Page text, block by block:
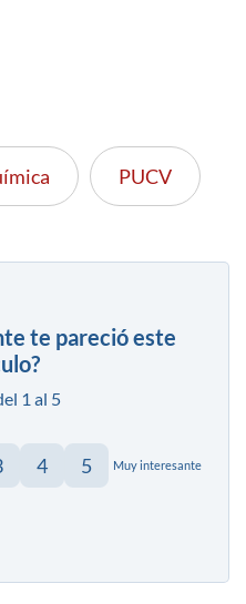
PUCV
te pareció este
1 al 5
4 5 Muy interesante